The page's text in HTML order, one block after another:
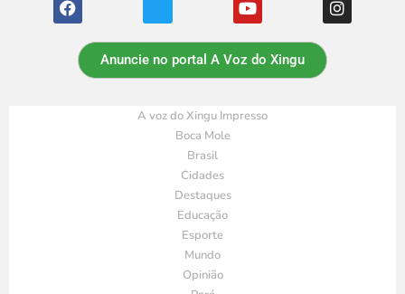
Anuncie no portal A Voz do Xingu
A voz do Xingu Impresso
Boca Mole
Brasil
Cidades
Destaques
Educação
Esporte
Mundo
Opinião